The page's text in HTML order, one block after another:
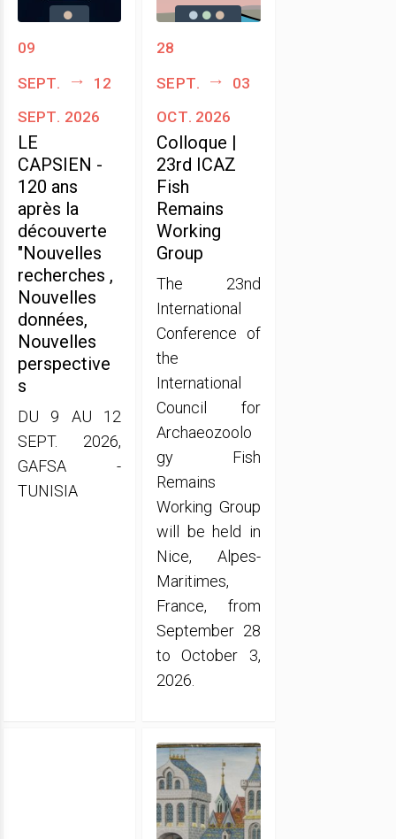
09
sept.
12
sept. 2026
LE
CAPSIEN -
120 ans
après la
découverte
"Nouvelles
recherches ,
Nouvelles
données,
Nouvelles
perspective
s
DU 9 AU 12
SEPT. 2026,
GAFSA -
TUNISIA
28
sept.
03
oct. 2026
Colloque |
23rd ICAZ
Fish
Remains
Working
Group
The 23nd
International
Conference of
the
International
Council for
Archaeozoolo
gy Fish
Remains
Working Group
will be held in
Nice, Alpes-
Maritimes,
France, from
September 28
to October 3,
2026.